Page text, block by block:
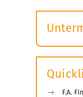
öffnen
F.A.